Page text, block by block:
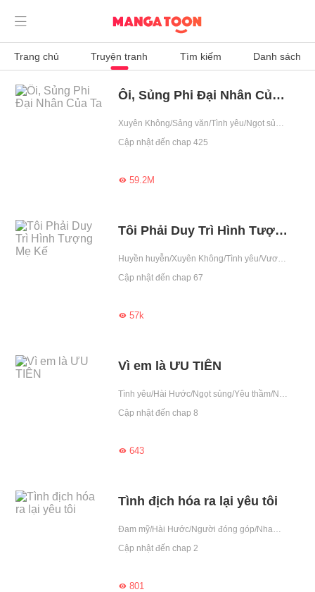

Trang chủ Truyện tranh Tìm kiếm Danh sách
Ôi, Sủng Phi Đại Nhân Của Ta
Xuyên Không/Sảng văn/Tình yêu/Ngọt sủng/Vương phi/Đối đầu/Hay diễn trò
Cập nhật đến chap 425
59.2M
Tôi Phải Duy Trì Hình Tượng Mẹ Kế
Huyền huyễn/Xuyên Không/Tình yêu/Vương phi/Ngạo mạn/Hay diễn trò
Cập nhật đến chap 67
57k
Vì em là ƯU TIÊN
Tình yêu/Hài Hước/Ngọt sủng/Yêu thầm/Nhẹ nhàng/Nuôi lớn/Chiếm hữu cao/Hay diễn trò/Người đóng góp
Cập nhật đến chap 8
643
Tình địch hóa ra lại yêu tôi
Đam mỹ/Hài Hước/Người đóng góp/Nham hiểm/Hay diễn trò
Cập nhật đến chap 2
801